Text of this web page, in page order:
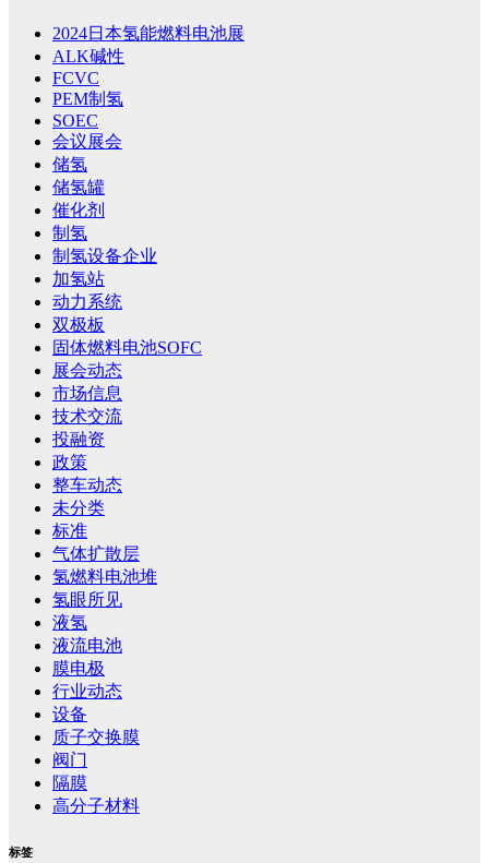
2024日本氢能燃料电池展
ALK碱性
FCVC
PEM制氢
SOEC
会议展会
储氢
储氢罐
催化剂
制氢
制氢设备企业
加氢站
动力系统
双极板
固体燃料电池SOFC
展会动态
市场信息
技术交流
投融资
政策
整车动态
未分类
标准
气体扩散层
氢燃料电池堆
氢眼所见
液氢
液流电池
膜电极
行业动态
设备
质子交换膜
阀门
隔膜
高分子材料
标签